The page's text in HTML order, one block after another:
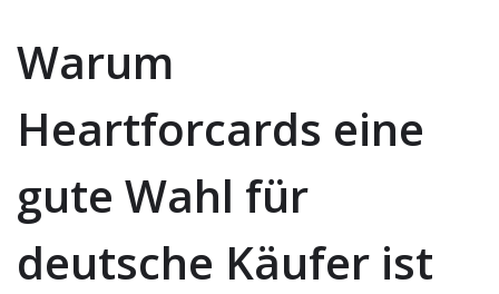
Warum
Heartforcards eine
gute Wahl für
deutsche Käufer ist